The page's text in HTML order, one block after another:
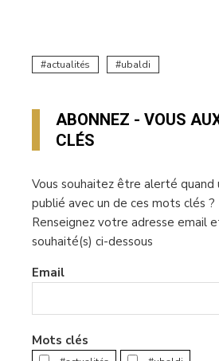
actualités ubaldi
ABONNEZ - VOUS
CLÉS
Vous souhaitez être alerté
publié avec un de ces mots clés ?
Renseignez votre adresse email
souhaité(s) ci-dessous
Email
Mots clés